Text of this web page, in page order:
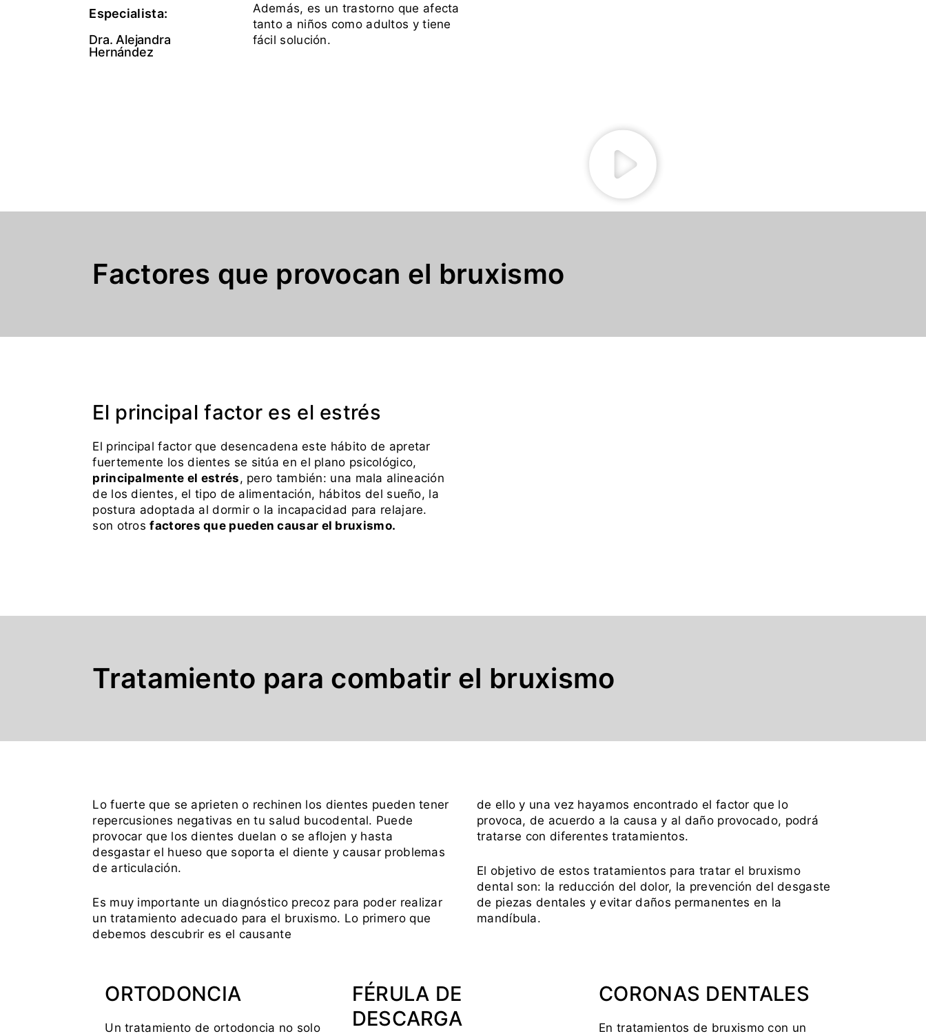
Especialista:
Dra. Alejandra
Hernández
Además, es un trastorno que afecta
tanto a niños como adultos y tiene
fácil solución.
Factores que provocan el bruxismo
El principal factor es el estrés
El principal factor que desencadena este hábito de apretar
fuertemente los dientes se sitúa en el plano psicológico,
principalmente el estrés, pero también: una mala alineación
de los dientes, el tipo de alimentación, hábitos del sueño, la
postura adoptada al dormir o la incapacidad para relajare.
son otrosfactores que pueden causar el bruxismo.
Tratamiento para combatir el bruxismo
Lo fuerte que se aprieten o rechinen los dientes pueden tener
repercusiones negativas en tu salud bucodental. Puede
provocar que los dientes duelan o se aflojen y hasta
desgastar el hueso que soporta el diente y causar problemas
de articulación.
Es muy importante un diagnóstico precoz para poder realizar
un tratamiento adecuado para el bruxismo. Lo primero que
debemos descubrir es el causante
de ello y una vez hayamos encontrado el factor que lo
provoca, de acuerdo a la causa y al daño provocado, podrá
tratarse con diferentes tratamientos.
El objetivo de estos tratamientos para tratar el bruxismo
dental son: la reducción del dolor, la prevención del desgaste
de piezas dentales y evitar daños permanentes en la
mandíbula.
ORTODONCIA
Un tratamiento de ortodoncia no solo
FÉRULA DE
DESCARGA
CORONAS DENTALES
En tratamientos de bruxismo con un